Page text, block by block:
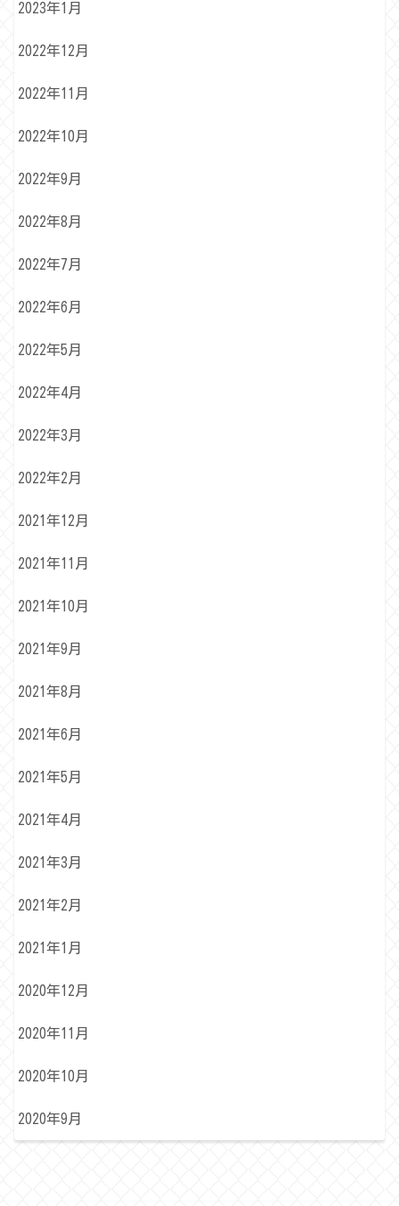
2023年1月
2022年12月
2022年11月
2022年10月
2022年9月
2022年8月
2022年7月
2022年6月
2022年5月
2022年4月
2022年3月
2022年2月
2021年12月
2021年11月
2021年10月
2021年9月
2021年8月
2021年6月
2021年5月
2021年4月
2021年3月
2021年2月
2021年1月
2020年12月
2020年11月
2020年10月
2020年9月